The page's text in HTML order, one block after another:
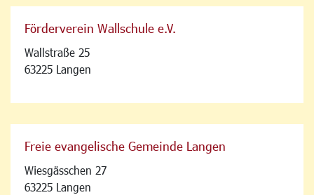
Förderverein Wallschule e.V.
Wallstraße 25
63225 Langen
Freie evangelische Gemeinde Langen
Wiesgässchen 27
63225 Langen